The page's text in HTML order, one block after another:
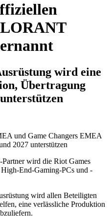
wird eine
Übertragung
und Game Changers EMEA
2027 unterstützen
wird die Riot Games
End-Gaming-PCs und -
wird allen Beteiligten
eine verlässliche Produktion